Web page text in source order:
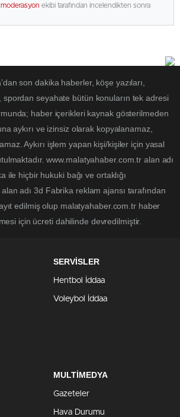
moderasyon ekibi tarafından incelendikten sonra
son dakika haberler, köşe yazıları,
seyahate bütün konuların tek adresi
haber içerikleri kaynak gösterilmeden
aykırı ve izinsiz olarak kopyalanamaz,
Aykırı işlem yapan kişi/kişiler için yasal
www.malatyahaber.com.tr alan adı
ile hiçbir hukuki bağı ve ortaklığı
adı 3d Fabrika reklam ajansı tarafından
edilmiş olup malatyahaber.com.tr haber
için ücreti dahilinde devredilmiştir.
SERVİSLER
Hentbol İddaa
Voleybol İddaa
MULTİMEDYA
Gazeteler
Hava Durumu